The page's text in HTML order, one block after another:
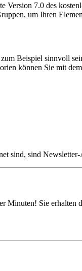
Version 7.0 des
um Ihren
Beispiel sinnvoll
können Sie mit dem
sind, sind
Minuten! Sie erhalten